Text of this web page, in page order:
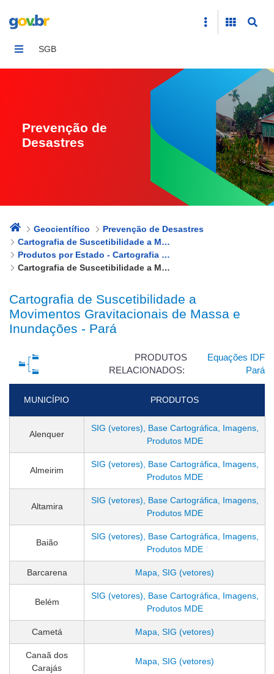
SGB
Prevenção de
Desastres
Geocientífico
Prevenção de Desastres
Cartografia de Suscetibilidade a Movimentos Gravitacionais de Massa e Inundações
Produtos por Estado - Cartografia de Suscetibilidade a Movimentos Gravitacionais de Massa e Inundações
Cartografia de Suscetibilidade a Movimentos Gravitacionais de Massa e Inundações - Pará
Cartografia de Suscetibilidade a
Movimentos Gravitacionais de Massa e
Inundações - Pará
PRODUTOS
RELACIONADOS:
Equações IDF
Pará
MUNICÍPIO PRODUTOS
Alenquer
SIG (vetores), Base Cartográfica, Imagens,
Produtos MDE
Almeirim
SIG (vetores), Base Cartográfica, Imagens,
Produtos MDE
Altamira
SIG (vetores), Base Cartográfica, Imagens,
Produtos MDE
Baião
SIG (vetores), Base Cartográfica, Imagens,
Produtos MDE
Barcarena Mapa, SIG (vetores)
Belém
SIG (vetores), Base Cartográfica, Imagens,
Produtos MDE
Cametá Mapa, SIG (vetores)
Canaã dos
Carajás
Mapa, SIG (vetores)